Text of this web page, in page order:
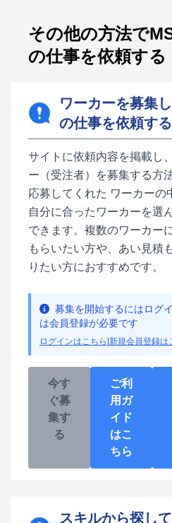
その他の方法で
の仕事を依頼する
ワーカーを募集
の仕事を依頼する
サイトに依頼内容を掲載し
ー（受注者）を募集する方
応募してくれた ワーカーの
自分に合ったワーカーを選
できます。複数のワーカー
もらいたい方や、あい見積
りたい方におすすめです。
募集を開始するにはログ
は会員登録が必要です
ログインはこちら 新規会員登録は
今す
ぐ募
集す
る
ご利
用ガ
イド
はこ
ちら
スキルから探し